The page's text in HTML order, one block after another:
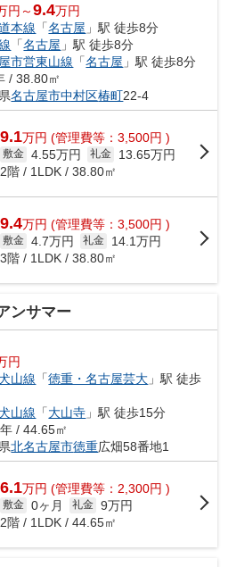
円～9.4万円
本線 「名古屋 」駅 徒歩8分
「名古屋 」駅 徒歩8分
市営東山線 「名古屋 」駅 徒歩8分
/ 38.80㎡
名古屋市中村区椿町22-4
9.1万円 (管理費等：3,500円 )
敷金 4.55万円 礼金
13.65万円
2階 / 1LDK / 38.80㎡
9.4万円 (管理費等：3,500円 )
敷金 4.7万円 礼金
14.1万円
3階 / 1LDK / 38.80㎡
ンサマー
円
山線 「徳重・名古屋芸大 」駅 徒歩
山線 「大山寺 」駅 徒歩15分
/ 44.65㎡
北名古屋市徳重広畑58番地1
6.1万円 (管理費等：2,300円 )
敷金 0ヶ月 礼金 9万円
2階 / 1LDK / 44.65㎡